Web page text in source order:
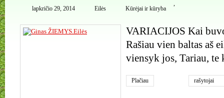
lapkričio 29, 2014 Eilės
,
Kūrėjai ir kūryba
VARIACIJOS Kai
Rašiau vien baltas aš
viensyk jos, Tariau, te
Plačiau rašytojai